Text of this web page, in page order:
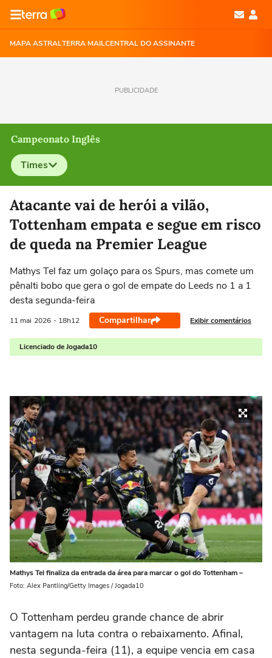
MAPA ASTRALTERRA MAILCENTRAL DO ASSINANTE
PUBLICIDADE
Campeonato Inglês
Times
Selecione o time para ver as notícias
Atacante vai de herói a vilão,
Tottenham empata e segue em risco
de queda na Premier League
Mathys Tel faz um golaço para os Spurs, mas comete um
pênalti bobo que gera o gol de empate do Leeds no 1 a 1
desta segunda-feira
11 mai 2026 - 18h12 Compartilhar Exibir comentários
Licenciado de Jogada10
Mathys Tel finaliza da entrada da área para marcar o gol do Tottenham –
Foto: Alex Pantling/Getty Images / Jogada10
O Tottenham perdeu grande chance de abrir
vantagem na luta contra o rebaixamento. Afinal,
nesta segunda-feira (11), a equipe vencia em casa